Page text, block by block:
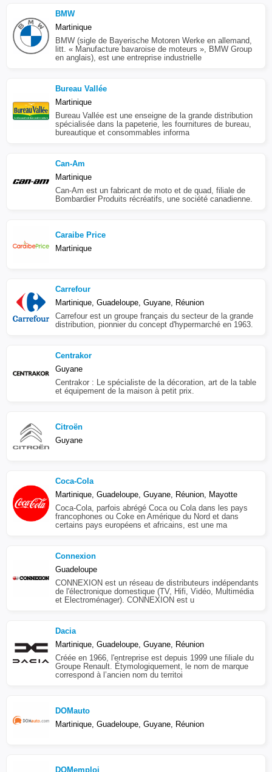
BMW
Martinique
BMW (sigle de Bayerische Motoren Werke en allemand,
litt. « Manufacture bavaroise de moteurs », BMW Group
en anglais), est une entreprise industrielle
Bureau Vallée
Martinique
Bureau Vallée est une enseigne de la grande distribution
spécialisée dans la papeterie, les fournitures de bureau,
bureautique et consommables informa
Can-Am
Martinique
Can-Am est un fabricant de moto et de quad, filiale de
Bombardier Produits récréatifs, une société canadienne.
Caraibe Price
Martinique
Carrefour
Martinique, Guadeloupe, Guyane, Réunion
Carrefour est un groupe français du secteur de la grande
distribution, pionnier du concept d'hypermarché en 1963.
Centrakor
Guyane
Centrakor : Le spécialiste de la décoration, art de la table
et équipement de la maison à petit prix.
Citroën
Guyane
Coca-Cola
Martinique, Guadeloupe, Guyane, Réunion, Mayotte
Coca-Cola, parfois abrégé Coca ou Cola dans les pays
francophones ou Coke en Amérique du Nord et dans
certains pays européens et africains, est une ma
Connexion
Guadeloupe
CONNEXION est un réseau de distributeurs indépendants
de l'électronique domestique (TV, Hifi, Vidéo, Multimédia
et Electroménager). CONNEXION est u
Dacia
Martinique, Guadeloupe, Guyane, Réunion
Créée en 1966, l'entreprise est depuis 1999 une filiale du
Groupe Renault. Étymologiquement, le nom de marque
correspond à l’ancien nom du territoi
DOMauto
Martinique, Guadeloupe, Guyane, Réunion
DOMemploi